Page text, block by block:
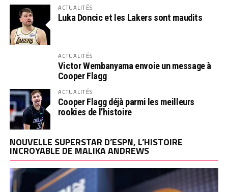
ACTUALITÉS
Luka Doncic et les Lakers sont maudits
ACTUALITÉS
Victor Wembanyama envoie un message à
Cooper Flagg
ACTUALITÉS
Cooper Flagg déjà parmi les meilleurs
rookies de l’histoire
NOUVELLE SUPERSTAR D’ESPN, L’HISTOIRE
INCROYABLE DE MALIKA ANDREWS